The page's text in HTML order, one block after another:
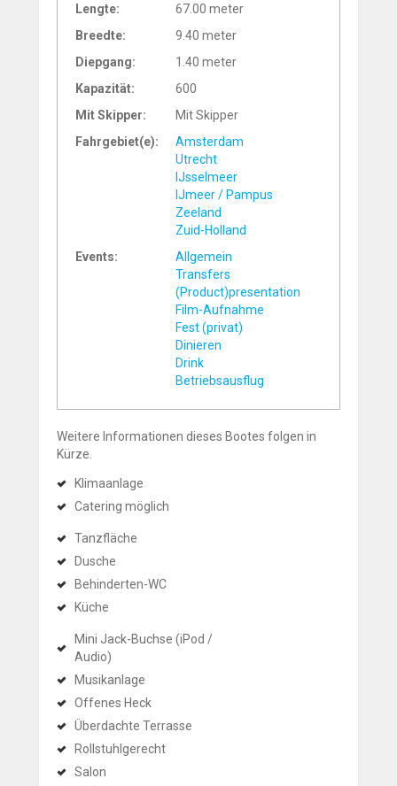
Lengte:
67.00 meter
Breedte:
9.40 meter
Diepgang:
1.40 meter
Kapazität:
600
Mit Skipper:
Mit Skipper
Fahrgebiet(e):
Amsterdam
Utrecht
IJsselmeer
IJmeer / Pampus
Zeeland
Zuid-Holland
Events:
Allgemein
Transfers
(Product)presentation
Film-Aufnahme
Fest (privat)
Dinieren
Drink
Betriebsausflug
Weitere Informationen dieses Bootes folgen in
Kürze.
Klimaanlage
Catering möglich
Tanzfläche
Dusche
Behinderten-WC
Küche
Mini Jack-Buchse (iPod /
Audio)
Musikanlage
Offenes Heck
Überdachte Terrasse
Rollstuhlgerecht
Salon